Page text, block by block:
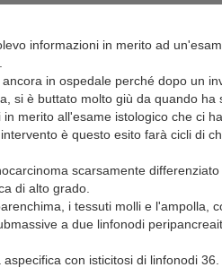
informazioni in merito ad
in ospedale perché dopo un
si è buttato molto giù da quando ha
merito all'esame istologico che ci
è questo esito farà cicli di
scarsamente
di alto grado.
i tessuti molli e l'ampolla,
a due linfonodi
con isticitosi di linfonodi 36.